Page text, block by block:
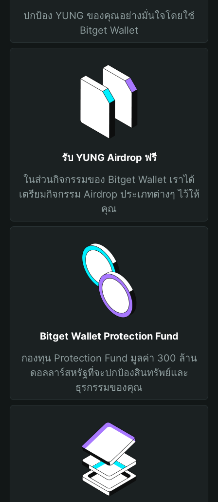
ปกป้อง YUNG ของคุณอย่างมั่นใจโดยใช้
Bitget Wallet
รับ YUNG Airdrop ฟรี
ในส่วนกิจกรรมของ Bitget Wallet เราได้
เตรียมกิจกรรม Airdrop ประเภทต่างๆ ไว้ให้
คุณ
Bitget Wallet Protection Fund
กองทุน Protection Fund มูลค่า 300 ล้าน
ดอลลาร์สหรัฐที่จะปกป้องสินทรัพย์และ
ธุรกรรมของคุณ